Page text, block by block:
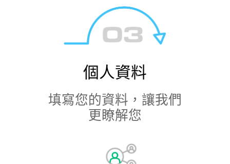
個人資料
填寫您的資料，讓我們
更瞭解您